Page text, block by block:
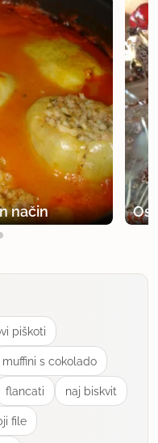
način
piškoti
muffini s cokolado
flancati naj biskvit
file